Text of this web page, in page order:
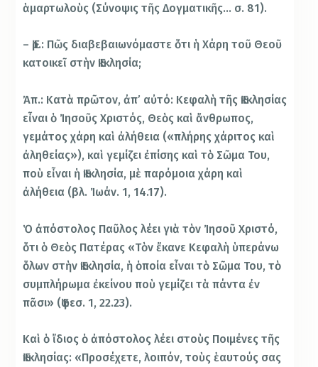
ἁμαρτωλοὺς (Σύνοψις τῆς Δογματικῆς… σ. 81).
– Ἐρ.: Πῶς διαβεβαιωνόμαστε ὅτι ἡ Χάρη τοῦ Θεοῦ
κατοικεῖ στὴν Ἐκκλησία;
Ἀπ.: Κατὰ πρῶτον, ἀπ’ αὐτό: Κεφαλὴ τῆς Ἐκκλησίας
εἶναι ὁ Ἰησοῦς Χριστός, Θεὸς καὶ ἄνθρωπος,
γεμάτος χάρη καὶ ἀλήθεια («πλήρης χάριτος καὶ
ἀληθείας»), καὶ γεμίζει ἐπίσης καὶ τὸ Σῶμα Του,
ποὺ εἶναι ἡ Ἐκκλησία, μὲ παρόμοια χάρη καὶ
ἀλήθεια (βλ. Ἰωάν. 1, 14.17).
Ὁ ἀπόστολος Παῦλος λέει γιὰ τὸν Ἰησοῦ Χριστό,
ὅτι ὁ Θεὸς Πατέρας «Τὸν ἔκανε Κεφαλὴ ὑπεράνω
ὅλων στὴν Ἐκκλησία, ἡ ὁποία εἶναι τὸ Σῶμα Του, τὸ
συμπλήρωμα ἐκείνου ποὺ γεμίζει τὰ πάντα ἐν
πᾶσι» (Ἐφεσ. 1, 22.23).
Καὶ ὁ ἴδιος ὁ ἀπόστολος λέει στοὺς Ποιμένες τῆς
Ἐκκλησίας: «Προσέχετε, λοιπόν, τοὺς ἑαυτούς σας